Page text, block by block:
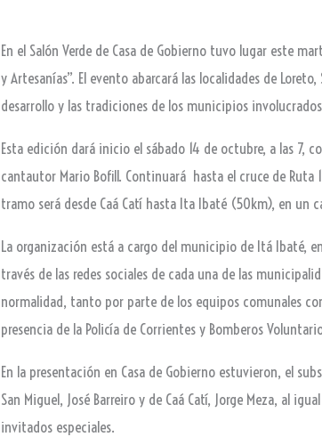
En el Salón Verde de Casa de Gobierno tuvo lugar este
y Artesanías”. El evento abarcará las localidades de
desarrollo y las tradiciones de los municipios
Esta edición dará inicio el sábado 14 de octubre, a las 7,
cantautor Mario Bofill. Continuará hasta el cruce de Ruta
tramo será desde Caá Catí hasta Ita Ibaté (50km), en un
La organización está a cargo del municipio de Itá Ibaté,
través de las redes sociales de cada una de las
normalidad, tanto por parte de los equipos comunales
presencia de la Policía de Corrientes y Bomberos
En la presentación en Casa de Gobierno estuvieron, el
San Miguel, José Barreiro y de Caá Catí, Jorge Meza, al
invitados especiales.